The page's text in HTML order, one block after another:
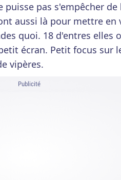
pas s'empêcher de
aussi là pour mettre en
quoi. 18 d'entres elles
écran. Petit focus sur
vipères.
Publicité